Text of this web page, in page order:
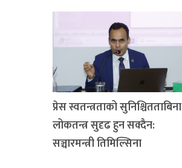
प्रेस स्वतन्त्रताको सुनिश्चितताबिना
लोकतन्त्र सुदृढ हुन सक्दैन:
सञ्चारमन्त्री तिमिल्सिना